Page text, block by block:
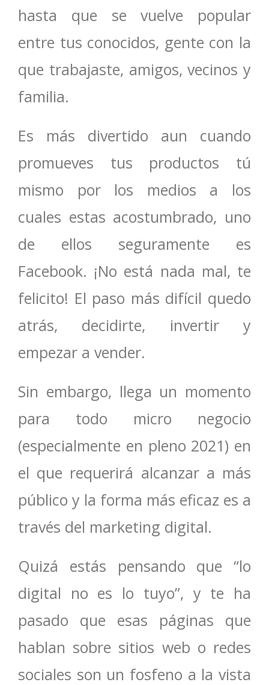
hasta que se vuelve popular
entre tus conocidos, gente con la
que trabajaste, amigos, vecinos y
familia.
Es más divertido aun cuando
promueves tus productos tú
mismo por los medios a los
cuales estas acostumbrado, uno
de ellos seguramente es
Facebook. ¡No está nada mal, te
felicito! El paso más difícil quedo
atrás, decidirte, invertir y
empezar a vender.
Sin embargo, llega un momento
para todo micro negocio
(especialmente en pleno 2021) en
el que requerirá alcanzar a más
público y la forma más eficaz es a
través del marketing digital.
Quizá estás pensando que “lo
digital no es lo tuyo”, y te ha
pasado que esas páginas que
hablan sobre sitios web o redes
sociales son un fosfeno a la vista